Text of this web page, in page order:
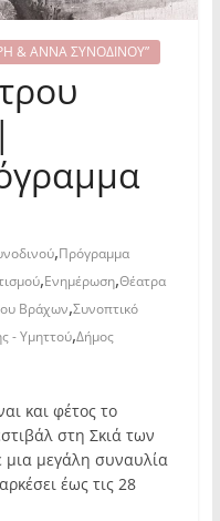
& ΑΝΝΑ ΣΥΝΟΔΙΝΟΥ”
,Πρόγραμμα
,Ενημέρωση,Θέατρα
Βράχων,Συνοπτικό
- Υμηττού,Δήμος
και φέτος το
στη Σκιά των
μεγάλη συναυλία
έως τις 28